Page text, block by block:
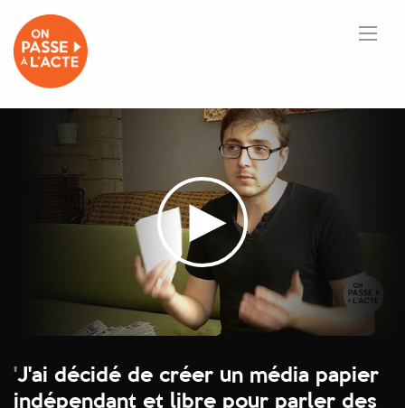
'J'ai décidé de créer un média papier
indépendant et libre pour parler des